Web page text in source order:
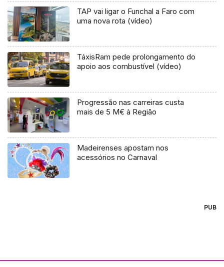
TAP vai ligar o Funchal a Faro com
uma nova rota (vídeo)
TáxisRam pede prolongamento do
apoio aos combustível (vídeo)
Progressão nas carreiras custa
mais de 5 M€ à Região
Madeirenses apostam nos
acessórios no Carnaval
PUB